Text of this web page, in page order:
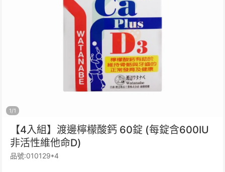
1/1
【4入組】渡邊檸檬酸鈣 60錠 (每錠含600IU
非活性維他命D)
品號:010129*4